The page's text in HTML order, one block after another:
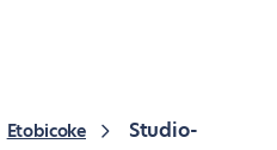
Etobicoke
Studio-